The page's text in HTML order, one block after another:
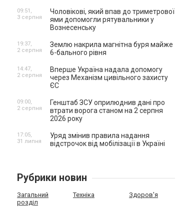
Чоловікові, який впав до триметрової
ями допомогли рятувальники у
Вознесенську
09:51,
3 серпня
Землю накрила магнітна буря майже
6-бального рівня
19:37,
2 серпня
Вперше Україна надала допомогу
через Механізм цивільного захисту
ЄС
14:47,
2 серпня
Генштаб ЗСУ оприлюднив дані про
втрати ворога станом на 2 серпня
2026 року
09:00,
2 серпня
Уряд змінив правила надання
відстрочок від мобілізації в Україні
17:05,
31 липня
Рубрики новин
Загальний
розділ
Техніка Здоров'я